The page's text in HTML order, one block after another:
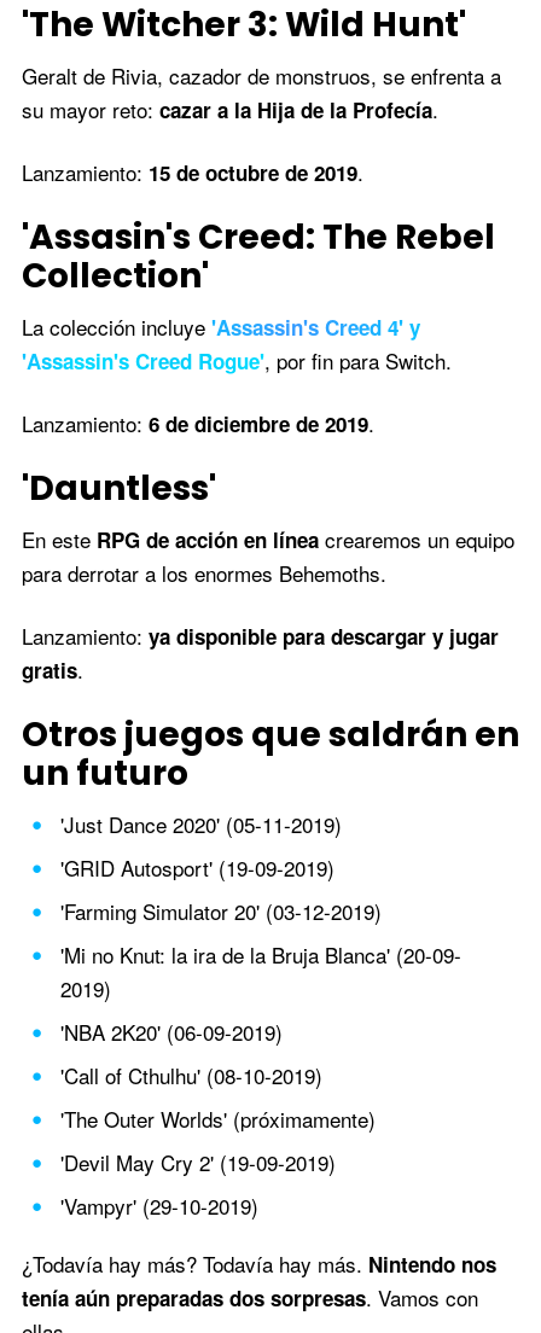
'The Witcher 3: Wild Hunt'
Geralt de Rivia, cazador de monstruos, se enfrenta a
su mayor reto: cazar a la Hija de la Profecía.
Lanzamiento: 15 de octubre de 2019.
'Assasin's Creed: The Rebel
Collection'
La colección incluye'Assassin's Creed 4' y
'Assassin's Creed Rogue', por fin para Switch.
Lanzamiento: 6 de diciembre de 2019.
'Dauntless'
En este RPG de acción en líneacrearemos un equipo
para derrotar a los enormes Behemoths.
Lanzamiento: ya disponible para descargar y jugar
gratis.
Otros juegos que saldrán en
un futuro
'Just Dance 2020' (05-11-2019)
'GRID Autosport' (19-09-2019)
'Farming Simulator 20' (03-12-2019)
'Mi no Knut: la ira de la Bruja Blanca' (20-09-
2019)
'NBA 2K20' (06-09-2019)
'Call of Cthulhu' (08-10-2019)
'The Outer Worlds' (próximamente)
'Devil May Cry 2' (19-09-2019)
'Vampyr' (29-10-2019)
¿Todavía hay más? Todavía hay más. Nintendo nos
tenía aún preparadas dos sorpresas. Vamos con